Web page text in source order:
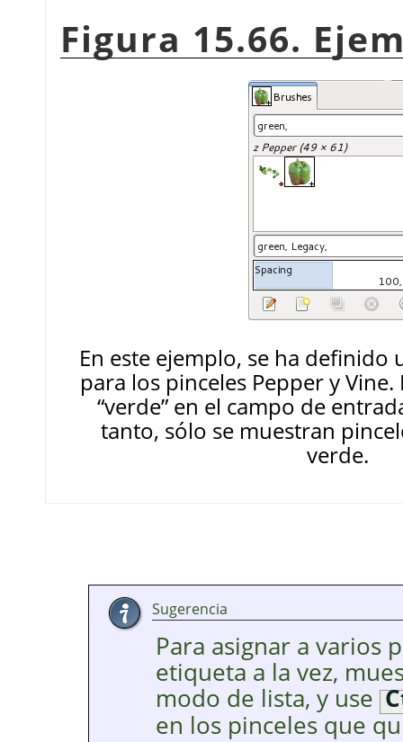
Figura 15.66.
En este ejemplo, se ha
para los pinceles Pepper y
“verde”en el campo de
tanto, sólo se muestran
verde.
Sugerencia
Para asignar a varios
etiqueta a la vez,
modo de lista, y use
en los pinceles que